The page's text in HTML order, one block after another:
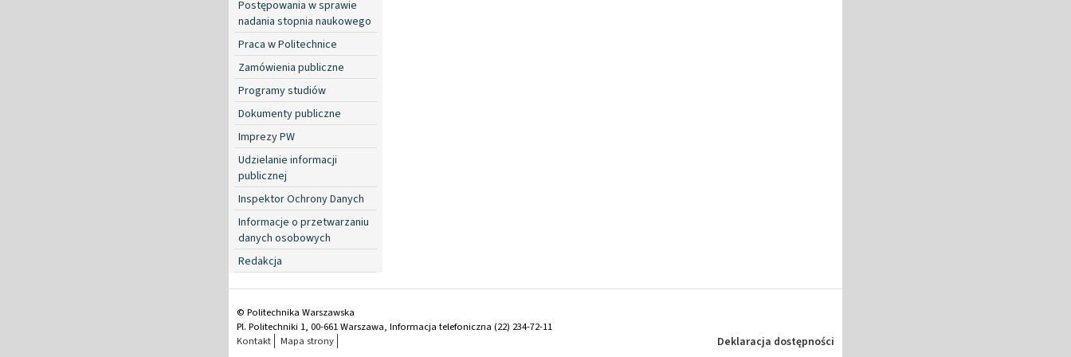
Postępowania w sprawie
nadania stopnia naukowego
Praca w Politechnice
Zamówienia publiczne
Programy studiów
Dokumenty publiczne
Imprezy PW
Udzielanie informacji
publicznej
Inspektor Ochrony Danych
Informacje o przetwarzaniu
danych osobowych
Redakcja
© Politechnika Warszawska
Pl. Politechniki 1, 00-661 Warszawa, Informacja telefoniczna (22) 234-72-11
Kontakt
Mapa strony Deklaracja dostępności